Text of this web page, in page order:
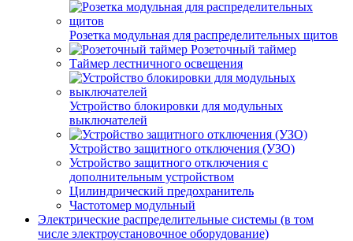
Розетка модульная для распределительных щитов
Розеточный таймер
Таймер лестничного освещения
Устройство блокировки для модульных
выключателей
Устройство защитного отключения (УЗО)
Устройство защитного отключения с
дополнительным устройством
Цилиндрический предохранитель
Частотомер модульный
Электрические распределительные системы (в том
числе электроустановочное оборудование)